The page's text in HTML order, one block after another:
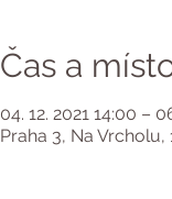
Čas a
04. 12. 2021 14:00 –
Praha 3, Na Vrcholu,